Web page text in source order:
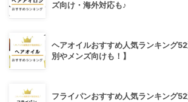
ズ向け・海外対応も♪
ヘアオイルおすすめ人気ランキング
別やメンズ向けも！】
フライパンおすすめ人気ランキング